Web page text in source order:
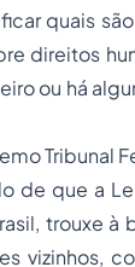
quais
direitos
ou há
Tribunal
de que a
trouxe à
vizinhos,